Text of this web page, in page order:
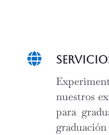

nuestros
para